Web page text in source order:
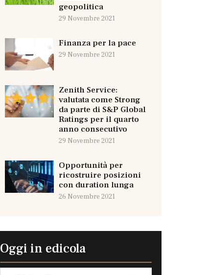
geopolitica
29 Novembre 2021
Finanza per la pace
29 Novembre 2021
Zenith Service:
valutata come Strong
da parte di S&P Global
Ratings per il quarto
anno consecutivo
29 Novembre 2021
Opportunità per
ricostruire posizioni
con duration lunga
26 Novembre 2021
Oggi in edicola